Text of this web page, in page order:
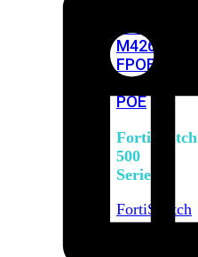
M426E-
FPOE
424F-
POE
FortiSwitch
500
Series
FortiSwitch
548D-